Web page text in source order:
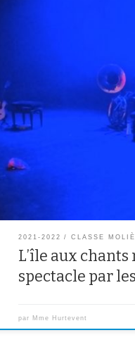
L’itinéraire pour aller au théâtre
droite. Aller tout droit. Tourner
gauche. On est arrivé au théâtre.
Nous avons […]
2021-2022 CLASSE
L’île aux
spectacle par
par Mme Hurtevent